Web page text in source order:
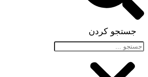
جستجو کردن